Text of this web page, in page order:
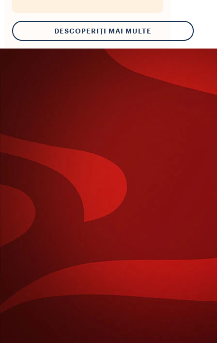
DESCOPERIȚI MAI MULTE